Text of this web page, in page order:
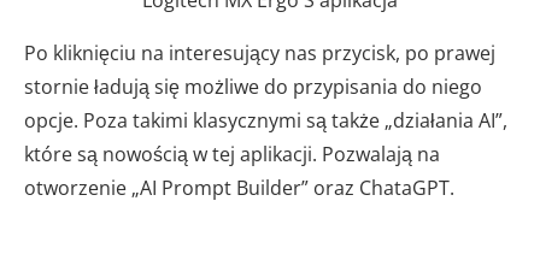
Po kliknięciu na interesujący nas przycisk, po prawej
stornie ładują się możliwe do przypisania do niego
opcje. Poza takimi klasycznymi są także „działania AI”,
które są nowością w tej aplikacji. Pozwalają na
otworzenie „AI Prompt Builder” oraz ChataGPT.